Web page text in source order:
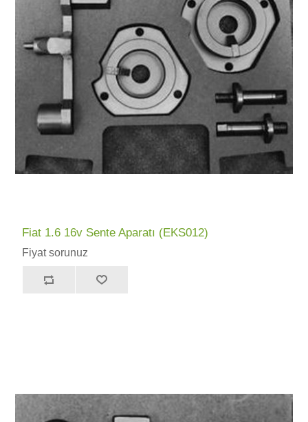
Fiat 1.6 16v Sente Aparatı (EKS012)
Fiyat sorunuz